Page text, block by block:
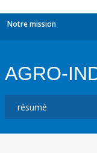
Notre mission
AGRO-